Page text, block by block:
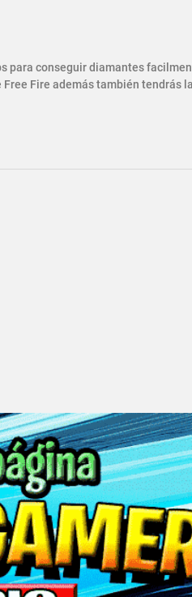
conseguir diamantes
Free Fire además también